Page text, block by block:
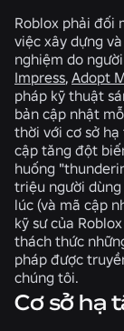
Roblox phải đối
việc xây dựng
nghiệm do
Impress, Adopt
pháp kỹ thuật
bản cập nhật
thời với cơ sở
cập tăng đột
huống
triệu người
lúc (và mã cập
kỹ sư của
thách thức
pháp được
chúng tôi.
Cơ sở hạ